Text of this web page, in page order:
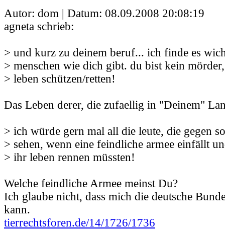
Autor: dom | Datum: 08.09.2008 20:08:19
agneta schrieb:
> und kurz zu deinem beruf... ich finde es
> menschen wie dich gibt. du bist kein
> leben schützen/retten!
Das Leben derer, die zufaellig in "Deinem"
> ich würde gern mal all die leute, die gegen
> sehen, wenn eine feindliche armee einfällt
> ihr leben rennen müssten!
Welche feindliche Armee meinst Du?
Ich glaube nicht, dass mich die deutsche
kann.
tierrechtsforen.de/14/1726/1736